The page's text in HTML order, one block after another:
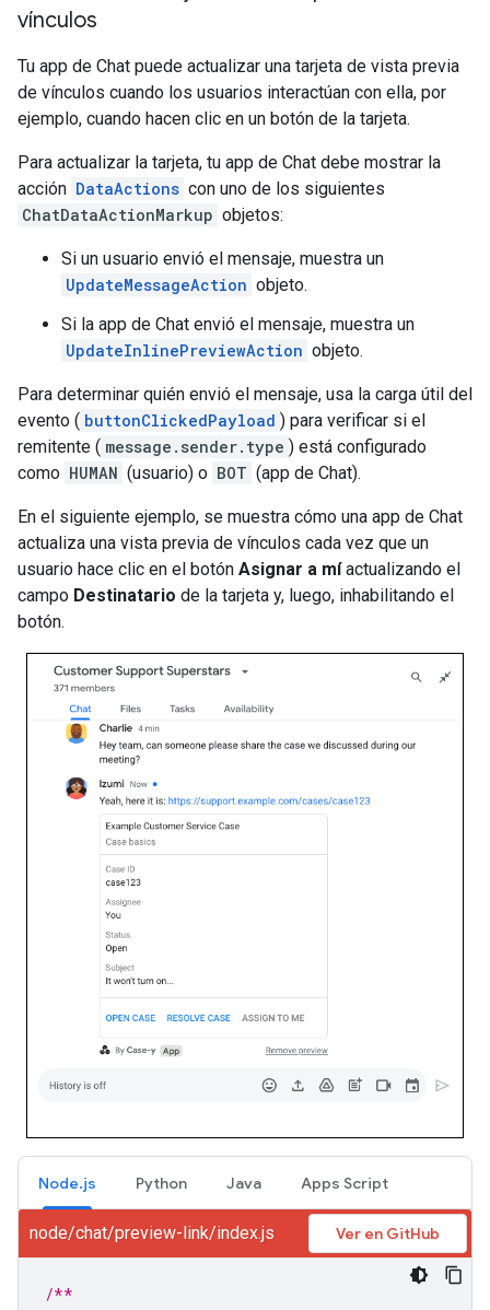
vínculos
Tu app de Chat puede actualizar una tarjeta de vista previa
de vínculos cuando los usuarios interactúan con ella, por
ejemplo, cuando hacen clic en un botón de la tarjeta.
Para actualizar la tarjeta, tu app de Chat debe mostrar la
acción DataActions con uno de los siguientes
ChatDataActionMarkup objetos:
Si un usuario envió el mensaje, muestra un
UpdateMessageAction objeto.
Si la app de Chat envió el mensaje, muestra un
UpdateInlinePreviewAction objeto.
Para determinar quién envió el mensaje, usa la carga útil del
evento ( buttonClickedPayload ) para verificar si el
remitente ( message.sender.type ) está configurado
como HUMAN (usuario) o BOT (app de Chat).
En el siguiente ejemplo, se muestra cómo una app de Chat
actualiza una vista previa de vínculos cada vez que un
usuario hace clic en el botón Asignar a míactualizando el
campo Destinatario de la tarjeta y, luego, inhabilitando el
botón.
Node.js Python Java Apps Script
node/chat/preview-link/index.js Ver en GitHub
/**